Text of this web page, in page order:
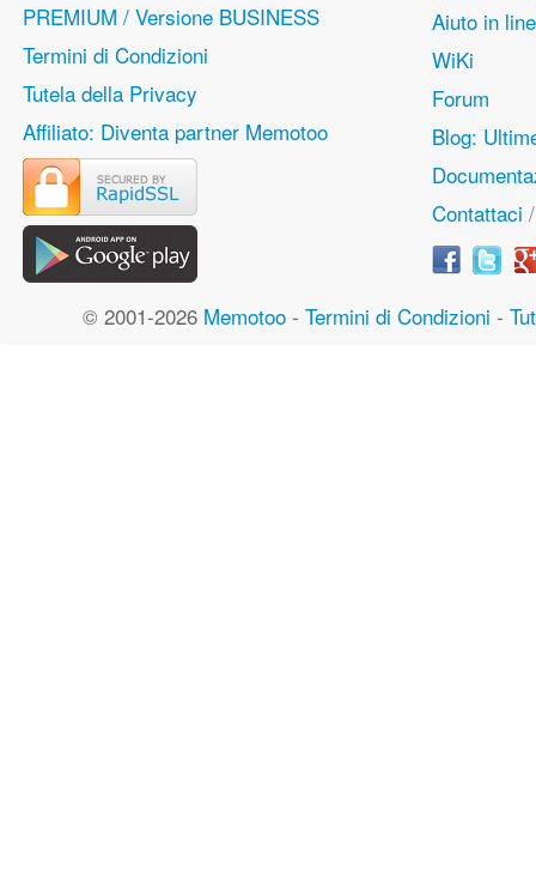
PREMIUM / Versione BUSINESS
Termini di Condizioni
Tutela della Privacy
Affiliato: Diventa partner Memotoo
Aiuto in
WiKi
Forum
Blog:
Contattaci
© 2001-2026 Memotoo- Termini di Condizioni -